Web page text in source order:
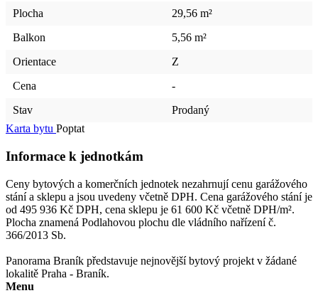
Plocha
29,56 m²
Balkon
5,56 m²
Orientace
Z
Cena
-
Stav
Prodaný
Karta bytu Poptat
Informace k jednotkám
Ceny bytových a komerčních jednotek nezahrnují cenu garážového
stání a sklepu a jsou uvedeny včetně DPH. Cena garážového stání je
od 495 936 Kč DPH, cena sklepu je 61 600 Kč včetně DPH/m².
Plocha znamená Podlahovou plochu dle vládního nařízení č.
366/2013 Sb.
Panorama Braník představuje nejnovější bytový projekt v žádané
lokalitě Praha - Braník.
Menu